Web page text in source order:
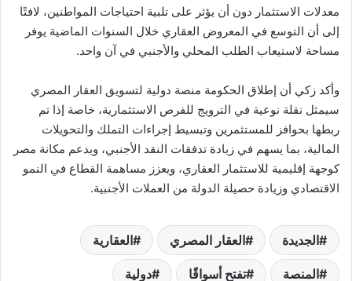
معدلات الاستثمار دون أن يؤثر على تلبية احتياجات المواطنين، لافتًا
إلى أن التوسع في المعروض العقاري خلال السنوات الماضية يوفر
مساحة لاستيعاب الطلب المحلي والأجنبي في آن واحد.
وأكد زكي أن إطلاق الحكومة منصة دولية لتسويق العقار المصري
سيمثل نقلة نوعية في الترويج للفرص الاستثمارية، خاصة إذا تم
ربطها بحوافز للمستثمرين وتبسيط إجراءات التملك والتحويلات
المالية، بما يسهم في زيادة تدفقات النقد الأجنبي، ويدعم مكانة مصر
كوجهة إقليمية للاستثمار العقاري، ويعزز مساهمة القطاع في النمو
الاقتصادي وزيادة حصيلة الدولة من العملات الأجنبية.
الجديدة العقار المصري العقارية
المنصة تفتح أسواقًا دولية